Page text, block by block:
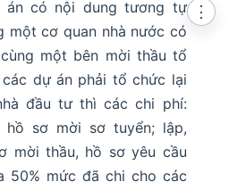
có nội dung tương tự
một cơ quan nhà nước có
một bên mời thầu tổ
dự án phải tổ chức lại
đầu tư thì các chi phí:
hồ sơ mời sơ tuyển; lập,
mời thầu, hồ sơ yêu cầu
50% mức đã chi cho các
⋮